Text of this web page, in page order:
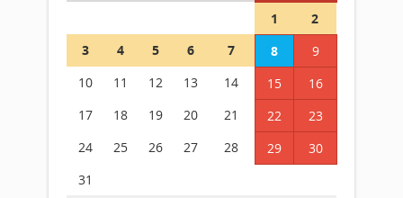
1
2
3
4 5 6 7 8
9
10
11 12 13 14 15
16
17
18 19 20 21 22
23
24
25 26 27 28 29
30
31